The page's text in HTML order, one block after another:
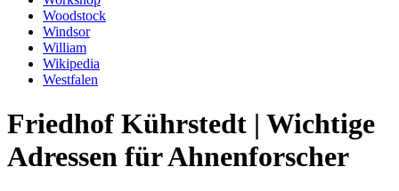
Woodstock
Windsor
William
Wikipedia
Westfalen
Friedhof Kührstedt | Wichtige
Adressen für Ahnenforscher